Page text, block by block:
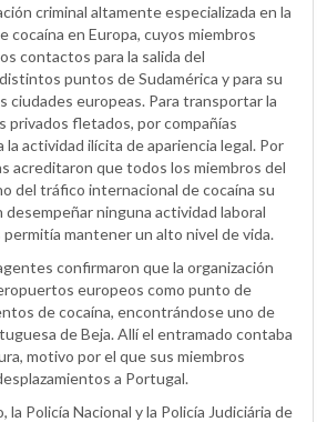
criminal altamente especializada en la
cocaína en Europa, cuyos miembros
contactos para la salida del
puntos de Sudamérica y para su
ciudades europeas. Para transportar la
privados fletados, por compañías
la actividad ilícita de apariencia legal. Por
acreditaron que todos los miembros del
del tráfico internacional de cocaína su
desempeñar ninguna actividad laboral
permitía mantener un alto nivel de vida.
confirmaron que la organización
europeos como punto de
de cocaína, encontrándose uno de
de Beja. Allí el entramado contaba
motivo por el que sus miembros
a Portugal.
la Policía Nacional y la Policía Judiciária de